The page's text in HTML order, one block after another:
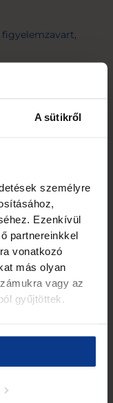
A sütikről
személyre
Ezenkívül
partnereinkkel
vonatkozó
más olyan
vagy az
gyűjtöttek.
nem mesélsz
nem mer majd